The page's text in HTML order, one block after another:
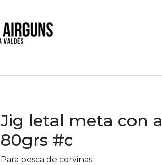
Jig letal meta con
80grs #c
Para pesca de corvinas